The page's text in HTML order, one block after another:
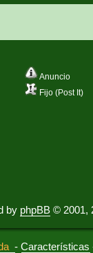
Anuncio
Fijo (Post It)
by phpBB © 2001,
-Características